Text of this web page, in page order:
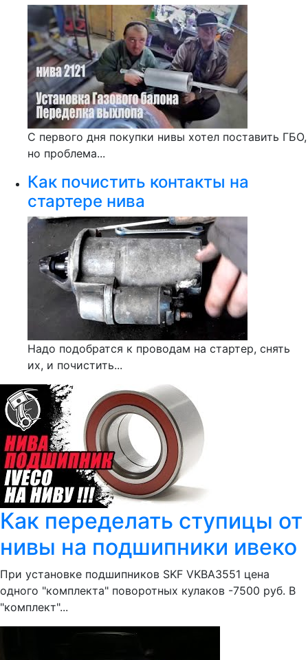
С первого дня покупки нивы хотел поставить ГБО,
но проблема...
Как почистить контакты на
стартере нива
Надо подобратся к проводам на стартер, снять
их, и почистить...
Как переделать ступицы от
нивы на подшипники ивеко
При установке подшипников SKF VKBA3551 цена
одного "комплекта" поворотных кулаков -7500 руб. В
"комплект"...